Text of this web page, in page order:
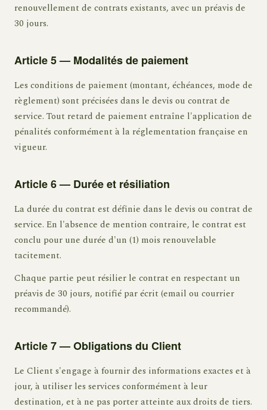
renouvellement de contrats existants, avec un préavis de
30 jours.
Article 5 — Modalités de paiement
Les conditions de paiement (montant, échéances, mode de
règlement) sont précisées dans le devis ou contrat de
service. Tout retard de paiement entraîne l'application de
pénalités conformément à la réglementation française en
vigueur.
Article 6 — Durée et résiliation
La durée du contrat est définie dans le devis ou contrat de
service. En l'absence de mention contraire, le contrat est
conclu pour une durée d'un (1) mois renouvelable
tacitement.
Chaque partie peut résilier le contrat en respectant un
préavis de 30 jours, notifié par écrit (email ou courrier
recommandé).
Article 7 — Obligations du Client
Le Client s'engage à fournir des informations exactes et à
jour, à utiliser les services conformément à leur
destination, et à ne pas porter atteinte aux droits de tiers.